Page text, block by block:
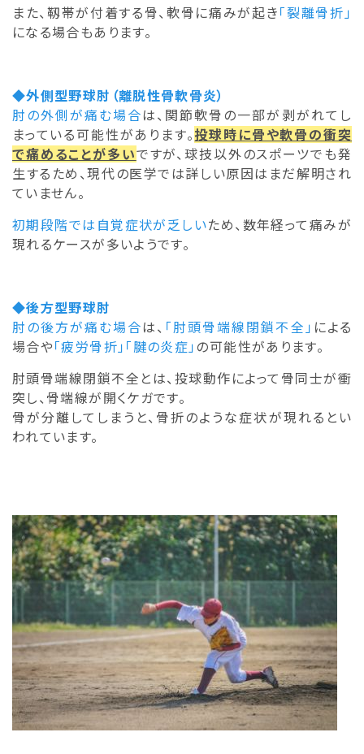
また、靱帯が付着する骨、軟骨に痛みが起き「裂離骨折」
になる場合もあります。
◆外側型野球肘（離脱性骨軟骨炎）
肘の外側が痛む場合は、関節軟骨の一部が剥がれてし
まっている可能性があります。投球時に骨や軟骨の衝突
で痛めることが多いですが、球技以外のスポーツでも発
生するため、現代の医学では詳しい原因はまだ解明され
ていません。
初期段階では自覚症状が乏しいため、数年経って痛みが
現れるケースが多いようです。
◆後方型野球肘
肘の後方が痛む場合は、 「肘頭骨端線閉鎖不全」 による
場合や「疲労骨折」「腱の炎症」 の可能性があります。
肘頭骨端線閉鎖不全とは、投球動作によって骨同士が衝
突し、骨端線が開くケガです。
骨が分離してしまうと、骨折のような症状が現れるとい
われています。